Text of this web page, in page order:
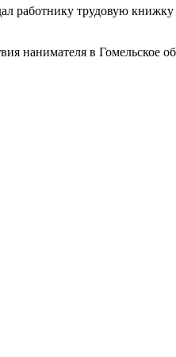
работнику трудовую
нанимателя в Гомельское